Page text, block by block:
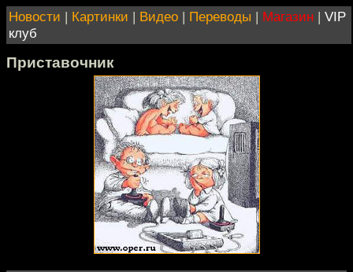
Новости | Картинки | Видео | Переводы | Магазин | VIP
клуб
Приставочник